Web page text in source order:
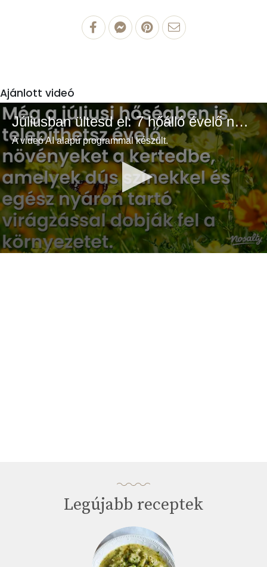
Ajánlott videó
Júliusban ültesd el: 7 hőálló évelő növény a színes és buja kertért
A videó AI alapú programmal készült.
Legújabb receptek